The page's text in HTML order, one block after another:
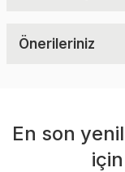
Önerileriniz
En son